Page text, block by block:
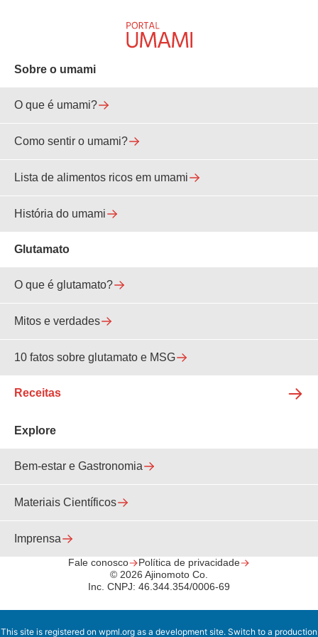
Sobre o umami
O que é umami?
Como sentir o umami?
Lista de alimentos ricos em umami
História do umami
Glutamato
O que é glutamato?
Mitos e verdades
10 fatos sobre glutamato e MSG
Receitas
Explore
Bem-estar e Gastronomia
Materiais Científicos
Imprensa
Fale conosco
Política de privacidade
© 2026 Ajinomoto Co.
Inc. CNPJ: 46.344.354/0006-69
This site is registered on wpml.org as a development site. Switch to a production